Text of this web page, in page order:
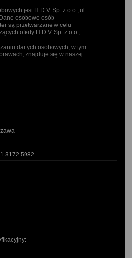
jest H.D.V. Sp. z o.o., ul.
osobowe osób
są przetwarzane w celu
oferty H.D.V. Sp. z o.o.,
danych osobowych, w tym
znajduje się w naszej
3172 5982